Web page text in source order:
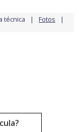
técnica Fotos